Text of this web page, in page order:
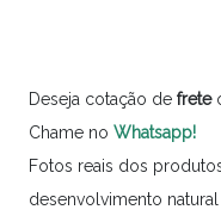
Deseja cotação de frete
Chame no Whatsapp!
Fotos reais dos
desenvolvimento natural